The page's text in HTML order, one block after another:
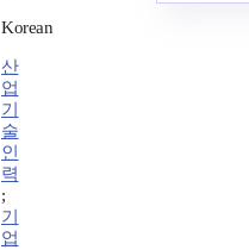
Korean
산
업
기
술
인
력
;
기
업